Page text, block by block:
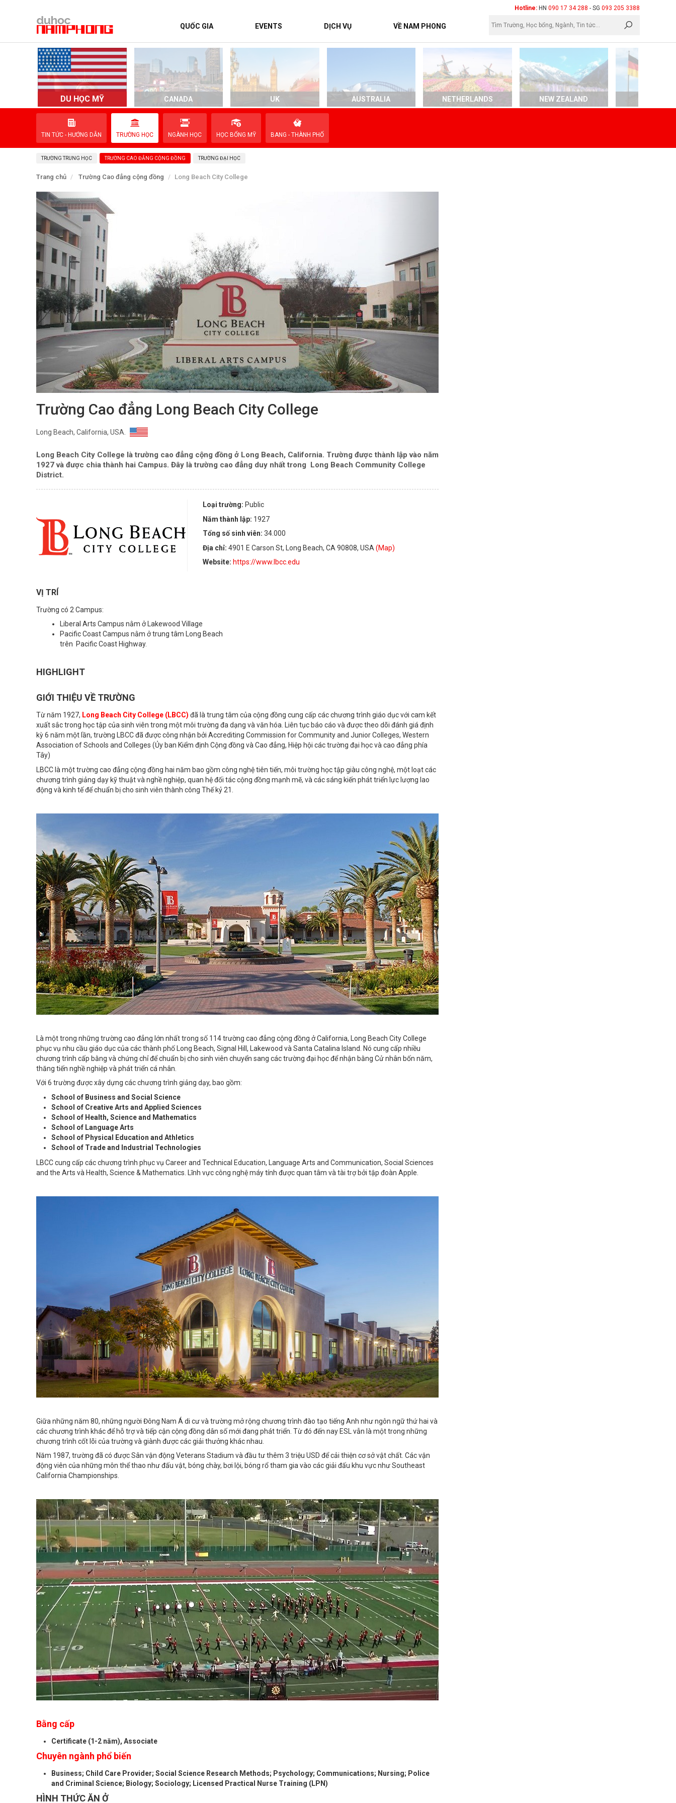
Hotline: HN 090 17 34 288 - SG 093 205 3388
QUỐC GIA EVENTS DỊCH VỤ VỀ NAM PHONG
DU HỌC MỸ CANADA UK AUSTRALIA NETHERLANDS NEW ZEALAND
TIN TỨC - HƯỚNG DẪN TRƯỜNG HỌC NGÀNH HỌC HỌC BỔNG MỸ BANG - THÀNH PHỐ
TRƯỜNG TRUNG HỌC TRƯỜNG CAO ĐẲNG CỘNG ĐỒNG TRƯỜNG ĐẠI HỌC
Trang chủ Trường Cao đẳng cộng đồng Long Beach City College
Trường Cao đẳng Long Beach City College
Long Beach, California, USA.
Long Beach City College là trường cao đẳng cộng đồng ở Long Beach, California. Trường được thành lập vào năm
1927 và được chia thành hai Campus. Đây là trường cao đẳng duy nhất trong Long Beach Community College
District.
Loại trường: Public
Năm thành lập: 1927
Tổng số sinh viên:34.000
Địa chỉ:4901 E Carson St, Long Beach, CA 90808, USA(Map)
Website: https://www.lbcc.edu
VỊ TRÍ
Trường có 2 Campus:
Liberal Arts Campus nằm ở Lakewood Village
Pacific Coast Campus nằm ở trung tâm Long Beach
trên Pacific Coast Highway.
HIGHLIGHT
GIỚI THIỆU VỀ TRƯỜNG
Từ năm 1927, Long Beach City College (LBCC) đã là trung tâm của cộng đồng cung cấp các chương trình giáo dục với cam kết
xuất sắc trong học tập của sinh viên trong một môi trường đa dạng và văn hóa. Liên tục báo cáo và được theo dõi đánh giá định
kỳ 6 năm một lần, trường LBCC đã được công nhận bởi Accrediting Commission for Community and Junior Colleges, Western
Association of Schools and Colleges (Ủy ban Kiểm định Cộng đồng và Cao đẳng, Hiệp hội các trường đại học và cao đẳng phía
Tây)
LBCC là một trường cao đẳng cộng đồng hai năm bao gồm công nghệ tiên tiến, môi trường học tập giàu công nghệ, một loạt các
chương trình giảng dạy kỹ thuật và nghề nghiệp, quan hệ đối tác cộng đồng mạnh mẽ, và các sáng kiến ​​phát triển lực lượng lao
động và kinh tế để chuẩn bị cho sinh viên thành công Thế kỷ 21.
Là một trong những trường cao đẳng lớn nhất trong số 114 trường cao đẳng cộng đồng ở California, Long Beach City College
phục vụ nhu cầu giáo dục của các thành phố Long Beach, Signal Hill, Lakewood và Santa Catalina Island. Nó cung cấp nhiều
chương trình cấp bằng và chứng chỉ để chuẩn bị cho sinh viên chuyển sang các trường đại học để nhận bằng Cử nhân bốn năm,
thăng tiến nghề nghiệp và phát triển cá nhân.
Với 6 trường được xây dựng các chương trình giảng dạy, bao gồm:
School of Business and Social Science
School of Creative Arts and Applied Sciences
School of Health, Science and Mathematics
School of Language Arts
School of Physical Education and Athletics
School of Trade and Industrial Technologies
LBCC cung cấp các chương trình phục vụ Career and Technical Education, Language Arts and Communication, Social Sciences
and the Arts và Health, Science & Mathematics. Lĩnh vực công nghệ máy tính được quan tâm và tài trợ bởi tập đoàn Apple.
Giữa những năm 80, những người Đông Nam Á di cư và trường mở rộng chương trình đào tạo tiếng Anh như ngôn ngữ thứ hai và
các chương trình khác để hỗ trợ và tiếp cận cộng đồng dân số mới đang phát triển. Từ đó đến nay ESL vẫn là một trong những
chương trình cốt lõi của trường và giành được các giải thưởng khác nhau.
Năm 1987, trường đã có được Sân vận động Veterans Stadium và đầu tư thêm 3 triệu USD để cải thiện cơ sở vật chất. Các vận
động viên của những môn thể thao như đấu vật, bóng chày, bơi lội, bóng rổ tham gia vào các giải đấu khu vực như Southeast
California Championships.
Bằng cấp
Certificate (1-2 năm), Associate
Chuyên ngành phổ biến
Business; Child Care Provider; Social Science Research Methods; Psychology; Communications; Nursing; Police
and Criminal Science; Biology; Sociology; Licensed Practical Nurse Training (LPN)
HÌNH THỨC ĂN Ở
TRANG CHỦ
QUỐC GIA
EVENTS